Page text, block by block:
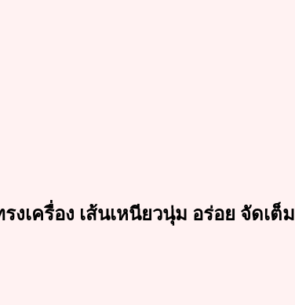
เครื่อง เส้นเหนียวนุ่ม อร่อย จัดเต็ม